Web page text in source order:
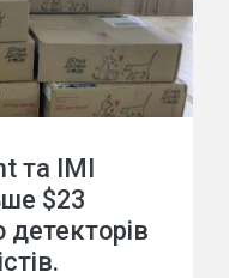
та ІМІ
$23